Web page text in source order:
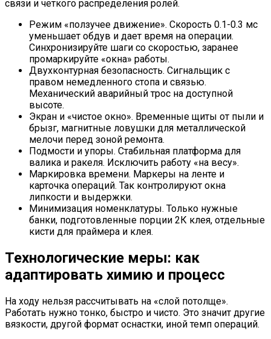
связи и четкого распределения ролей.
Режим «ползучее движение». Скорость 0.1-0.3 мс
уменьшает обдув и дает время на операции.
Синхронизируйте шаги со скоростью, заранее
промаркируйте «окна» работы.
Двухконтурная безопасность. Сигнальщик с
правом немедленного стопа и связью.
Механический аварийный трос на доступной
высоте.
Экран и «чистое окно». Временные щиты от пыли и
брызг, магнитные ловушки для металлической
мелочи перед зоной ремонта.
Подмости и упоры. Стабильная платформа для
валика и ракеля. Исключить работу «на весу».
Маркировка времени. Маркеры на ленте и
карточка операций. Так контролируют окна
липкости и выдержки.
Минимизация номенклатуры. Только нужные
банки, подготовленные порции 2К клея, отдельные
кисти для праймера и клея.
Технологические меры: как
адаптировать химию и процесс
На ходу нельзя рассчитывать на «слой потолще».
Работать нужно тонко, быстро и чисто. Это значит другие
вязкости, другой формат оснастки, иной темп операций.